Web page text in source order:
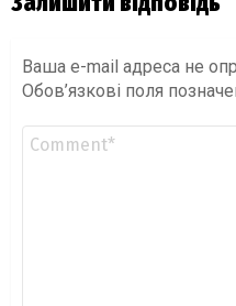
Ваша e-mail адреса не
Обов’язкові поля
Коментар